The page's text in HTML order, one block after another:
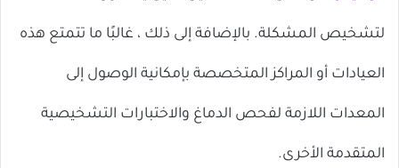
لتشخيص المشكلة. بالإضافة إلى ذلك ، غالبًا ما تتمتع هذه
العيادات أو المراكز المتخصصة بإمكانية الوصول إلى
المعدات اللازمة لفحص الدماغ والاختبارات التشخيصية
المتقدمة الأخرى.